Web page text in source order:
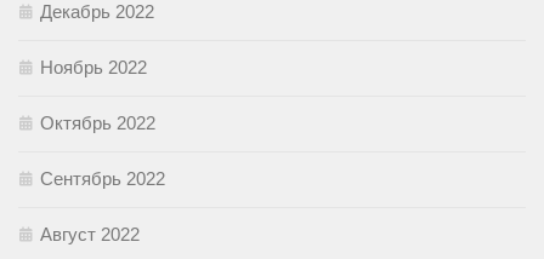
Декабрь 2022
Ноябрь 2022
Октябрь 2022
Сентябрь 2022
Август 2022